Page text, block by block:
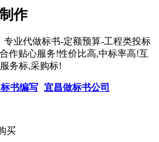
作
业代做标书-定额预算-工程类投标
作贴心服务!性价比高,中标率高!互
务标,采购标!
书编写 宜昌做标书公司
买